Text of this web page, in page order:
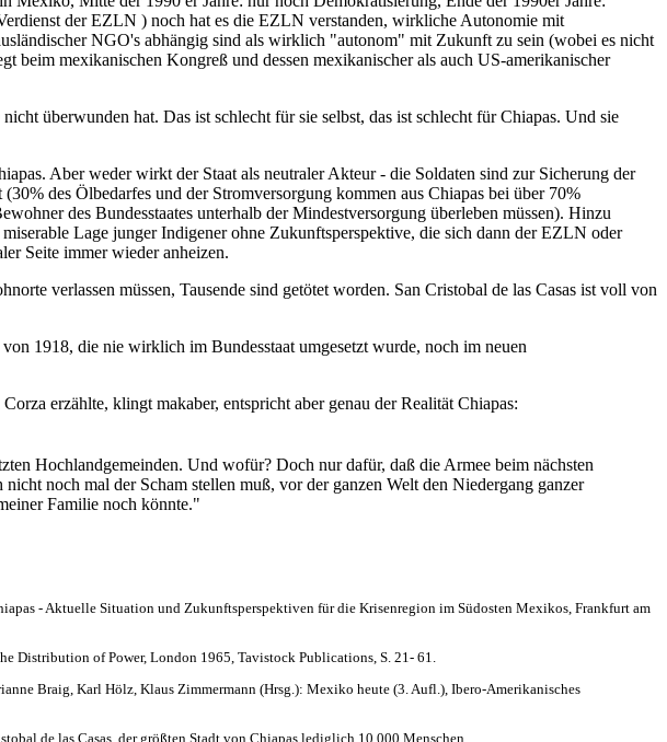
der EZLN ) noch hat es die EZLN verstanden, wirkliche Autonomie mit
NGO's abhängig sind als wirklich "autonom" mit Zukunft zu sein (wobei es nicht
mexikanischen Kongreß und dessen mexikanischer als auch US-amerikanischer
überwunden hat. Das ist schlecht für sie selbst, das ist schlecht für Chiapas. Und sie
Aber weder wirkt der Staat als neutraler Akteur - die Soldaten sind zur Sicherung der
des Ölbedarfes und der Stromversorgung kommen aus Chiapas bei über 70%
des Bundesstaates unterhalb der Mindestversorgung überleben müssen). Hinzu
Lage junger Indigener ohne Zukunftsperspektive, die sich dann der EZLN oder
Seite immer wieder anheizen.
verlassen müssen, Tausende sind getötet worden. San Cristobal de las Casas ist voll von
1918, die nie wirklich im Bundesstaat umgesetzt wurde, noch im neuen
erzählte, klingt makaber, entspricht aber genau der Realität Chiapas:
Hochlandgemeinden. Und wofür? Doch nur dafür, daß die Armee beim nächsten
noch mal der Scham stellen muß, vor der ganzen Welt den Niedergang ganzer
Familie noch könnte."
- Aktuelle Situation und Zukunftsperspektiven für die Krisenregion im Südosten Mexikos, Frankfurt am
Distribution of Power, London 1965, Tavistock Publications, S. 21- 61.
Braig, Karl Hölz, Klaus Zimmermann (Hrsg.): Mexiko heute (3. Aufl.), Ibero-Amerikanisches
de las Casas, der größten Stadt von Chiapas lediglich 10.000 Menschen.